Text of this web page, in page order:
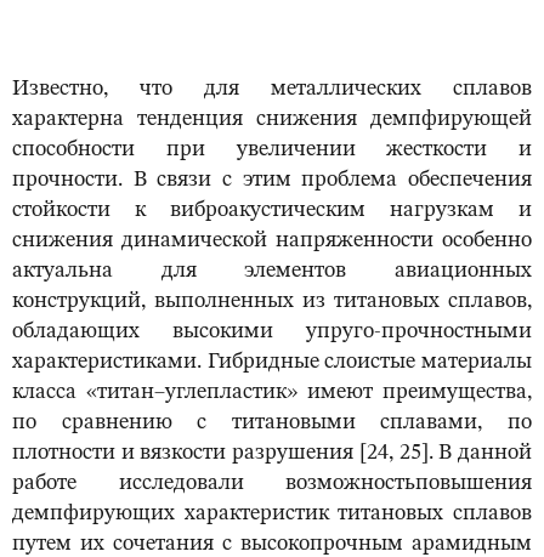
Известно, что для металлических сплавов
характерна тенденция снижения демпфирующей
способности при увеличении жесткости и
прочности. В связи с этим проблема обеспечения
стойкости к виброакустическим нагрузкам и
снижения динамической напряженности особенно
актуальна для элементов авиационных
конструкций, выполненных из титановых сплавов,
обладающих высокими упруго-прочностными
характеристиками. Гибридные слоистые материалы
класса «титан–углепластик» имеют преимущества,
по сравнению с титановыми сплавами, по
плотности и вязкости разрушения [24, 25]. В данной
работе исследовали возможностьповышения
демпфирующих характеристик титановых сплавов
путем их сочетания с высокопрочным арамидным